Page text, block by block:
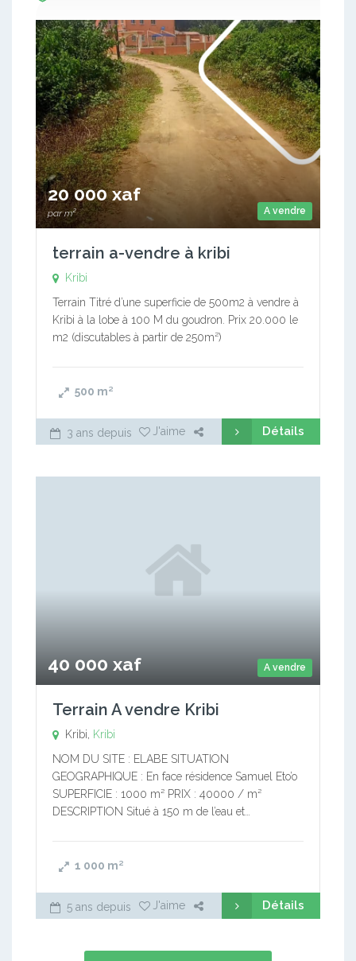
A vendre
20 000 xaf
par m²
terrain a-vendre à kribi
Kribi
Terrain Titré d’une superficie de 500m2 à vendre à
Kribi à la lobe à 100 M du goudron. Prix 20.000 le
m2 (discutables à partir de 250m²)
500 m²
3 ans depuis J'aime Détails
A vendre
40 000 xaf
Terrain A vendre Kribi
Kribi,
Kribi
NOM DU SITE : ELABE SITUATION
GEOGRAPHIQUE : En face résidence Samuel Eto’o
SUPERFICIE : 1000 m² PRIX : 40000 / m²
DESCRIPTION Situé à 150 m de l’eau et…
1 000 m²
5 ans depuis J'aime Détails